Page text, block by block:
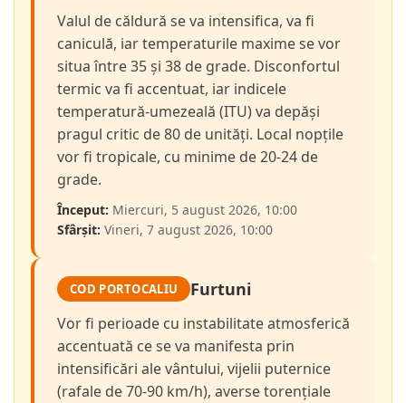
Valul de căldură se va intensifica, va fi
caniculă, iar temperaturile maxime se vor
situa între 35 și 38 de grade. Disconfortul
termic va fi accentuat, iar indicele
temperatură-umezeală (ITU) va depăși
pragul critic de 80 de unități. Local nopțile
vor fi tropicale, cu minime de 20-24 de
grade.
Început: Miercuri, 5 august 2026, 10:00
Sfârșit: Vineri, 7 august 2026, 10:00
COD PORTOCALIU Furtuni
Vor fi perioade cu instabilitate atmosferică
accentuată ce se va manifesta prin
intensificări ale vântului, vijelii puternice
(rafale de 70-90 km/h), averse torențiale